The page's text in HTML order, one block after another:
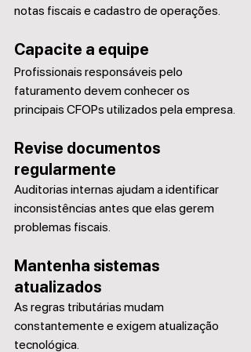
notas fiscais e cadastro de operações.
Capacite a equipe
Profissionais responsáveis pelo
faturamento devem conhecer os
principais CFOPs utilizados pela empresa.
Revise documentos
regularmente
Auditorias internas ajudam a identificar
inconsistências antes que elas gerem
problemas fiscais.
Mantenha sistemas
atualizados
As regras tributárias mudam
constantemente e exigem atualização
tecnológica.